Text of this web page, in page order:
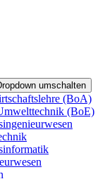
umschalten
(BoA)
(BoE)